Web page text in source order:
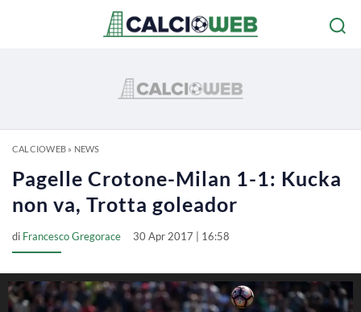
CALCIOWEB» NEWS
Pagelle Crotone-Milan 1-1: Kucka
non va, Trotta goleador
di Francesco Gregorace 30 Apr 2017 | 16:58